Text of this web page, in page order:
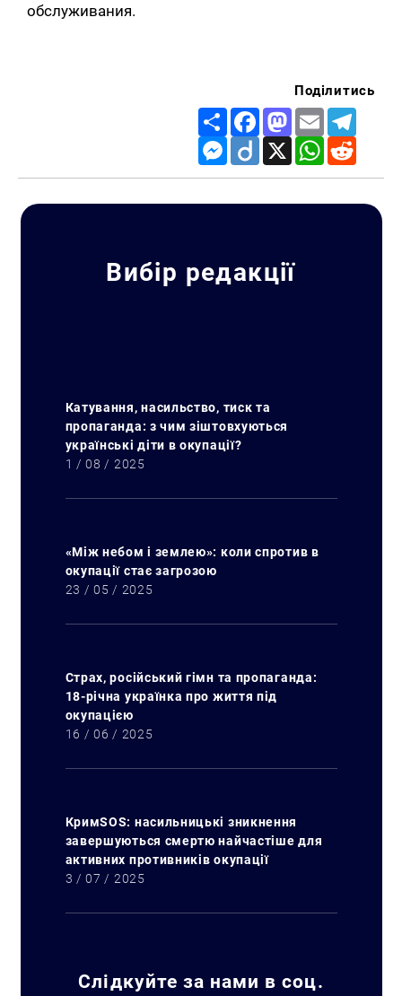
Искать:
обслуживания.
Поділитись
Share FacebookMastodon
Email
Messenger
Diigo X WhatsApp
Вибір редакції
Катування, насильство, тиск та
пропаганда: з чим зіштовхуються
українські діти в окупації?
1 / 08 / 2025
«Між небом і землею»: коли спротив в
окупації стає загрозою
23 / 05 / 2025
Страх, російський гімн та пропаганда:
18-річна українка про життя під
окупацією
16 / 06 / 2025
КримSOS: насильницькі зникнення
завершуються смертю найчастіше для
активних противників окупації
3 / 07 / 2025
Слідкуйте за нами в соц.